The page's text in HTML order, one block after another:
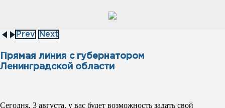
Prev Next
Прямая линия с губернатором
Ленинградской области
Сегодня, 3 августа, у вас будет возможность задать свой